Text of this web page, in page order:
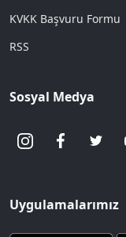
KVKK Başvuru Formu
RSS
Sosyal Medya
Uygulamalarımız